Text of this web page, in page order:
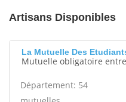
Artisans Disponibles
La Mutuelle Des
Mutuelle obligatoire
Département: 54